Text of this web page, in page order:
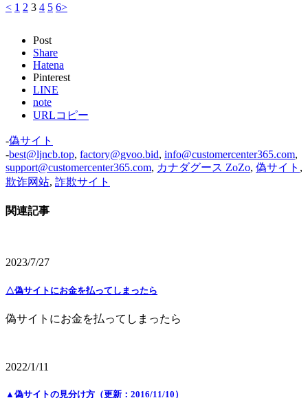
< 1 2 3 4 5 6>
Post
Share
Hatena
Pinterest
LINE
note
URLコピー
-偽サイト
-best@ljncb.top, factory@gvoo.bid, info@customercenter365.com,
support@customercenter365.com, カナダグース ZoZo, 偽サイト ,
欺诈网站, 詐欺サイト
関連記事
2023/7/27
△偽サイトにお金を払ってしまったら
偽サイトにお金を払ってしまったら
2022/1/11
▲偽サイトの見分け方（更新：2016/11/10）